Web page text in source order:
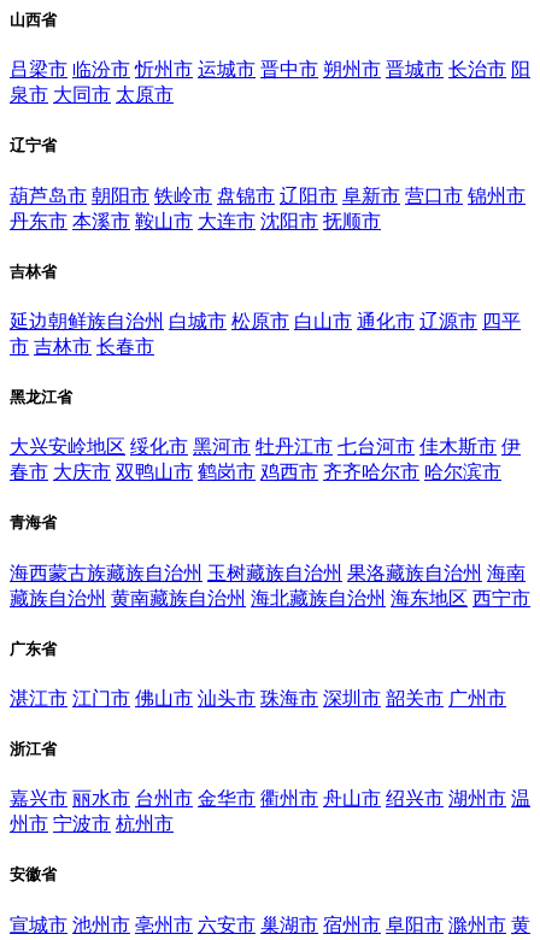
山西省
吕梁市 临汾市 忻州市 运城市 晋中市 朔州市 晋城市 长治市 阳
泉市 大同市 太原市
辽宁省
葫芦岛市 朝阳市 铁岭市 盘锦市 辽阳市 阜新市 营口市 锦州市
丹东市 本溪市 鞍山市 大连市 沈阳市 抚顺市
吉林省
延边朝鲜族自治州 白城市 松原市 白山市 通化市 辽源市 四平
市 吉林市 长春市
黑龙江省
大兴安岭地区 绥化市 黑河市 牡丹江市 七台河市 佳木斯市 伊
春市 大庆市 双鸭山市 鹤岗市 鸡西市 齐齐哈尔市 哈尔滨市
青海省
海西蒙古族藏族自治州 玉树藏族自治州 果洛藏族自治州 海南
藏族自治州 黄南藏族自治州 海北藏族自治州 海东地区 西宁市
广东省
湛江市 江门市 佛山市 汕头市 珠海市 深圳市 韶关市 广州市
浙江省
嘉兴市 丽水市 台州市 金华市 衢州市 舟山市 绍兴市 湖州市 温
州市 宁波市 杭州市
安徽省
宣城市 池州市 亳州市 六安市 巢湖市 宿州市 阜阳市 滁州市 黄